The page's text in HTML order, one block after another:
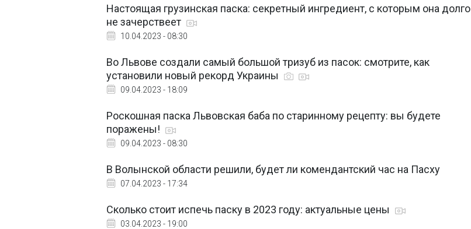
Настоящая грузинская паска: секретный ингредиент, с которым она долго
не зачерствеет
10.04.2023 - 08:30
Во Львове создали самый большой тризуб из пасок: смотрите, как
установили новый рекорд Украины
09.04.2023 - 18:09
Роскошная паска Львовская баба по старинному рецепту: вы будете
поражены!
09.04.2023 - 08:30
В Волынской области решили, будет ли комендантский час на Пасху
07.04.2023 - 17:34
Сколько стоит испечь паску в 2023 году: актуальные цены
03.04.2023 - 19:00